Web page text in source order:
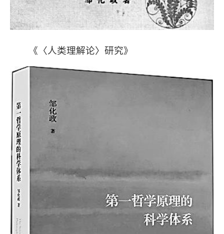
《〈人类理解论〉研究》